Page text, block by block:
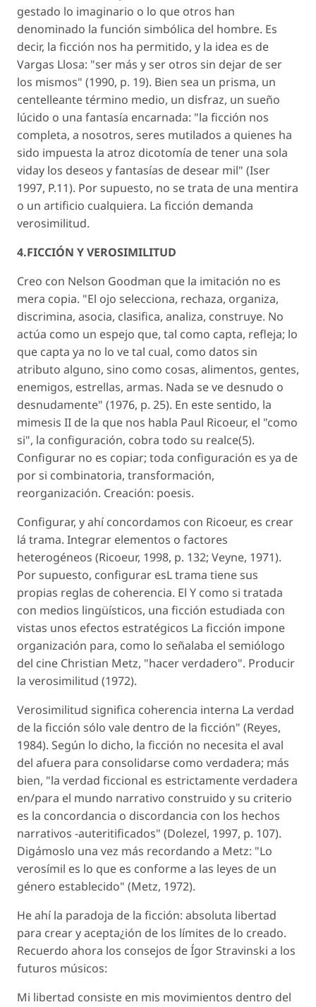
gestado lo imaginario o lo que otros han
denominado la función simbólica del hombre. Es
decir, la ficción nos ha permitido, y la idea es de
Vargas Llosa: "ser más y ser otros sin dejar de ser
los mismos" (1990, p. 19). Bien sea un prisma, un
centelleante término medio, un disfraz, un sueño
lúcido o una fantasía encarnada: "la ficción nos
completa, a nosotros, seres mutilados a quienes ha
sido impuesta la atroz dicotomía de tener una sola
viday los deseos y fantasías de desear mil" (Iser
1997, P.11). Por supuesto, no se trata de una mentira
o un artificio cualquiera. La ficción demanda
verosimilitud.
4.FICCIÓN Y VEROSIMILITUD
Creo con Nelson Goodman que la imitación no es
mera copia. "El ojo selecciona, rechaza, organiza,
discrimina, asocia, clasifica, analiza, construye. No
actúa como un espejo que, tal como capta, refleja; lo
que capta ya no lo ve tal cual, como datos sin
atributo alguno, sino como cosas, alimentos, gentes,
enemigos, estrellas, armas. Nada se ve desnudo o
desnudamente" (1976, p. 25). En este sentido, la
mimesis II de la que nos habla Paul Ricoeur, el "como
si", la configuración, cobra todo su realce(5).
Configurar no es copiar; toda configuración es ya de
por si combinatoria, transformación,
reorganización. Creación: poesis.
Configurar, y ahí concordamos con Ricoeur, es crear
lá trama. Integrar elementos o factores
heterogéneos (Ricoeur, 1998, p. 132; Veyne, 1971).
Por supuesto, configurar esL trama tiene sus
propias reglas de coherencia. El Y como si tratada
con medios lingüísticos, una ficción estudiada con
vistas unos efectos estratégicos La ficción impone
organización para, como lo señalaba el semiólogo
del cine Christian Metz, "hacer verdadero". Producir
la verosimilitud (1972).
Verosimilitud significa coherencia interna La verdad
de la ficción sólo vale dentro de la ficción" (Reyes,
1984). Según lo dicho, la ficción no necesita el aval
del afuera para consolidarse como verdadera; más
bien, "la verdad ficcional es estrictamente verdadera
en/para el mundo narrativo construido y su criterio
es la concordancia o discordancia con los hechos
narrativos -auteritificados" (Dolezel, 1997, p. 107).
Digámoslo una vez más recordando a Metz: "Lo
verosímil es lo que es conforme a las leyes de un
género establecido" (Metz, 1972).
He ahí la paradoja de la ficción: absoluta libertad
para crear y acepta¿ión de los límites de lo creado.
Recuerdo ahora los consejos de Ígor Stravinski a los
futuros músicos:
Mi libertad consiste en mis movimientos dentro del